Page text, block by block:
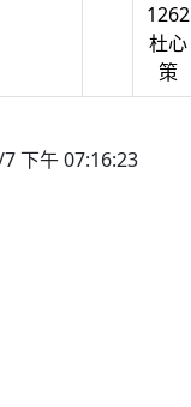
1262
杜心
策
下午 07:16:23